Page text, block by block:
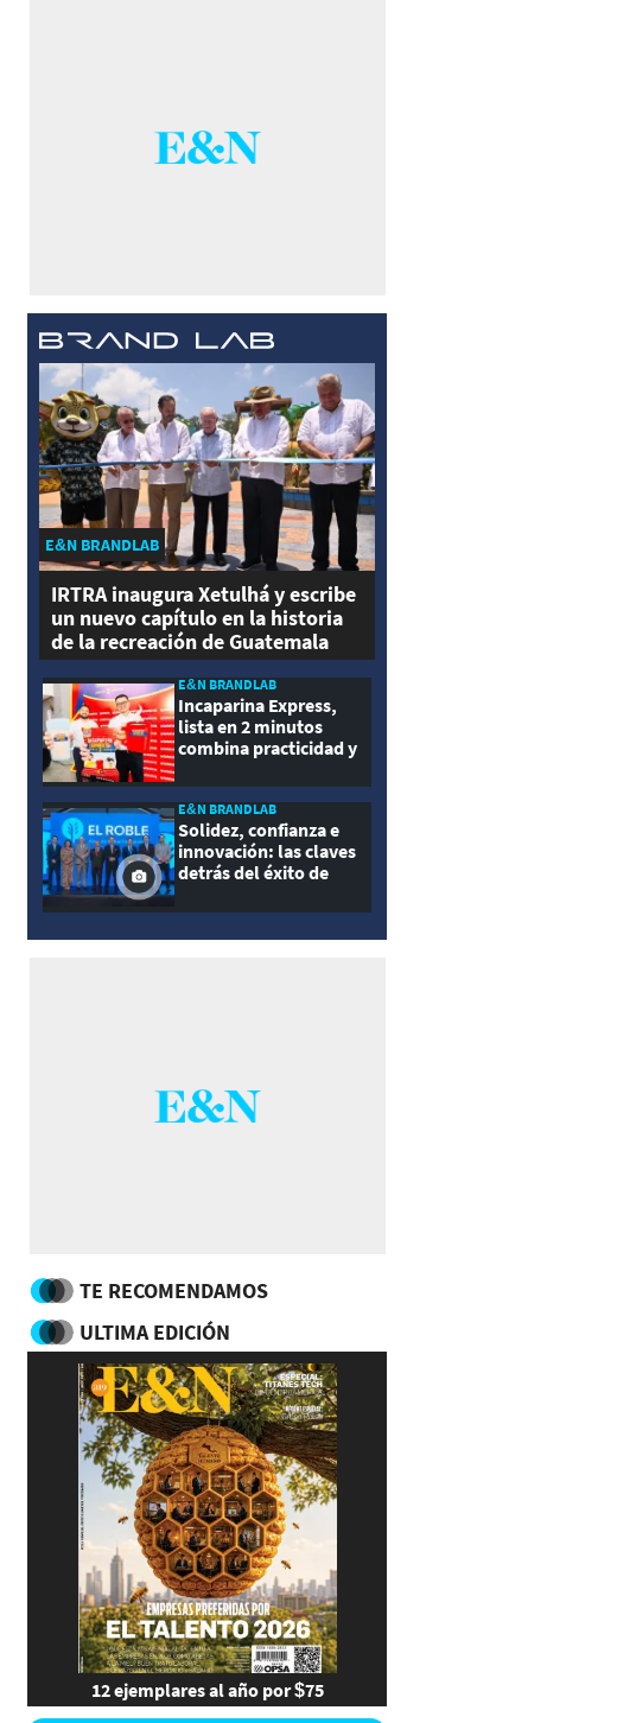
E&N BRANDLAB
IRTRA inaugura Xetulhá y escribe
un nuevo capítulo en la historia
de la recreación de Guatemala
E&N BRANDLAB
Incaparina Express,
lista en 2 minutos
combina practicidad y
E&N BRANDLAB
Solidez, confianza e
innovación: las claves
detrás del éxito de
TE RECOMENDAMOS
ULTIMA EDICIÓN
12 ejemplares al año por $75